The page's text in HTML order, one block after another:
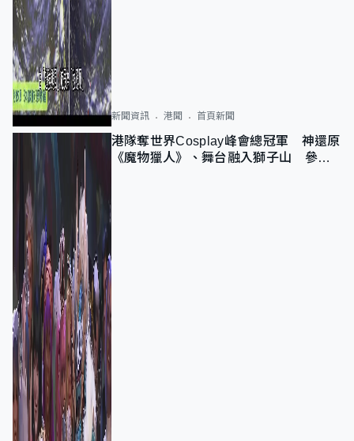
新聞資訊 港聞 首頁新聞
港隊奪世界Cosplay峰會總冠軍 神還原
《魔物獵人》、舞台融入獅子山 參賽